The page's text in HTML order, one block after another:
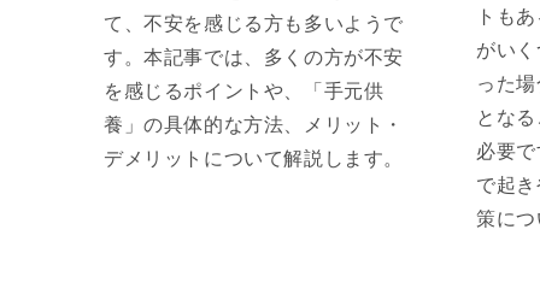
て、不安を感じる方も多いようで
す。本記事では、多くの方が不安
を感じるポイントや、「手元供
養」の具体的な方法、メリット・
デメリットについて解説します。
トも
がい
った
とな
必要
で起
策に